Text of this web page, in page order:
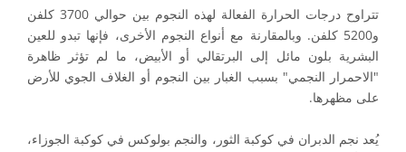
تتراوح درجات الحرارة الفعالة لهذه النجوم بين حوالي 3700 كلفن
و5200 كلفن. وبالمقارنة مع أنواع النجوم الأخرى، فإنها تبدو للعين
البشرية بلون مائل إلى البرتقالي أو الأبيض، ما لم تؤثر ظاهرة
"الاحمرار النجمي" بسبب الغبار بين النجوم أو الغلاف الجوي للأرض
على مظهرها.
يُعد نجم الدبران في كوكبة الثور، والنجم بولوكس في كوكبة الجوزاء،